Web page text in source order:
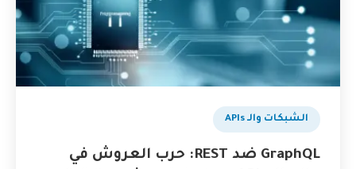
بودكاست
الشبكات والـ APIs
GraphQL ضد REST: حرب العروش في